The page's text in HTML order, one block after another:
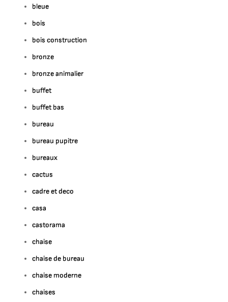
bleue
bois
bois construction
bronze
bronze animalier
buffet
buffet bas
bureau
bureau pupitre
bureaux
cactus
cadre et deco
casa
castorama
chaise
chaise de bureau
chaise moderne
chaises